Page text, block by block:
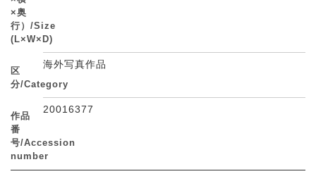
×奥
行）/Size
(L×W×D)
区
分/Category
海外写真作品
作品
番
号/Accession
number
20016377